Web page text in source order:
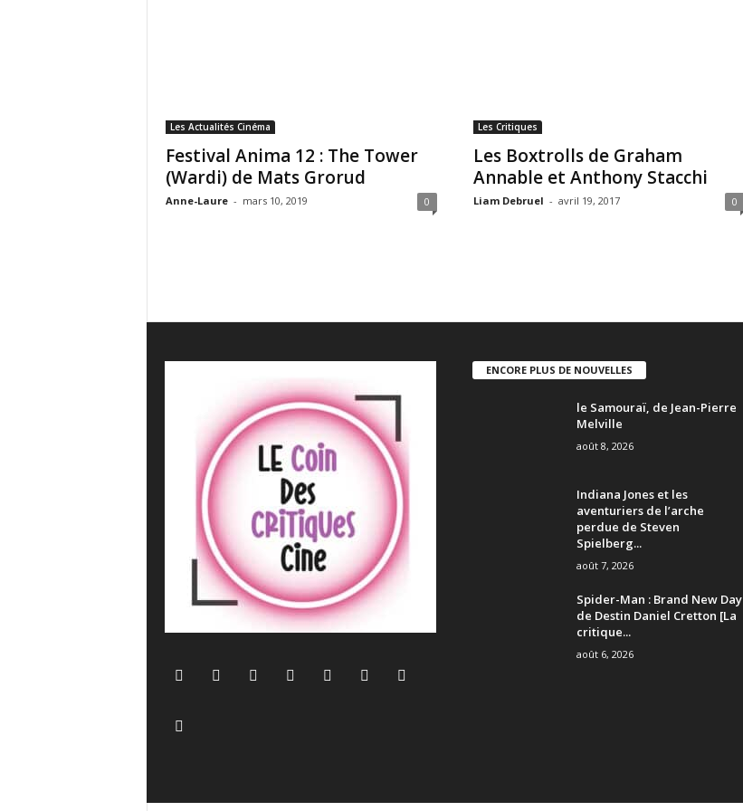
Les Actualités Cinéma
Festival Anima 12 : The Tower
(Wardi) de Mats Grorud
Anne-Laure - mars 10, 2019 0
Les Critiques
Les Boxtrolls de Graham
Annable et Anthony Stacchi
Liam Debruel - avril 19, 2017 0
ENCORE PLUS DE NOUVELLES
le Samouraï, de Jean-Pierre
Melville
août 8, 2026
Indiana Jones et les
aventuriers de l’arche
perdue de Steven
Spielberg...
août 7, 2026
Spider-Man : Brand New Day
de Destin Daniel Cretton [La
critique...
août 6, 2026